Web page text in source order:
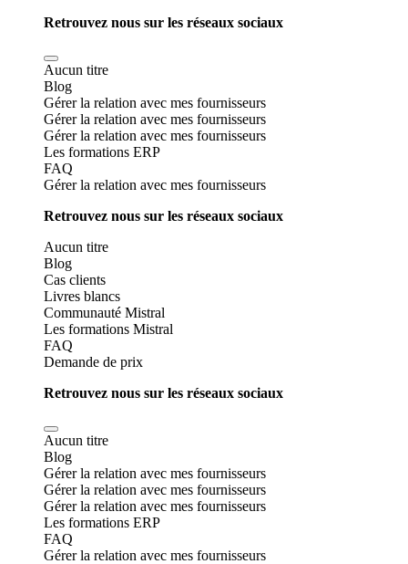
Retrouvez nous sur les réseaux sociaux
Aucun titre
Blog
Gérer la relation avec mes fournisseurs
Gérer la relation avec mes fournisseurs
Gérer la relation avec mes fournisseurs
Les formations ERP
FAQ
Gérer la relation avec mes fournisseurs
Retrouvez nous sur les réseaux sociaux
Aucun titre
Blog
Cas clients
Livres blancs
Communauté Mistral
Les formations Mistral
FAQ
Demande de prix
Retrouvez nous sur les réseaux sociaux
Aucun titre
Blog
Gérer la relation avec mes fournisseurs
Gérer la relation avec mes fournisseurs
Gérer la relation avec mes fournisseurs
Les formations ERP
FAQ
Gérer la relation avec mes fournisseurs